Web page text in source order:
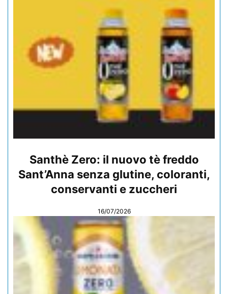
Santhè Zero: il nuovo tè freddo
Sant’Anna senza glutine, coloranti,
conservanti e zuccheri
16/07/2026